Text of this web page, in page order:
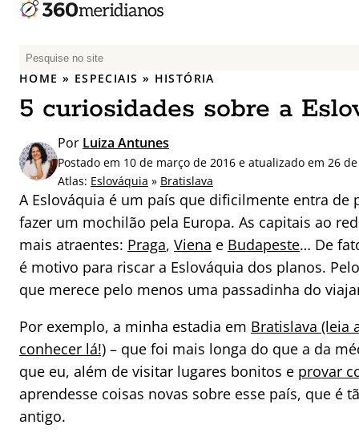
P
e
q
i
s
r
p
o
r
:
HOME » ESPECIAIS » HISTÓRIA
5 curiosidades sobre a
Por Luiza Antunes
Postado em 10 de março de 2016 e atualizado em 26
Atlas: Eslováquia » Bratislava
A Eslováquia é um país que dificilmente entra
fazer um mochilão pela Europa. As capitais ao
mais atraentes: Praga, Viena e Budapeste… De
é motivo para riscar a Eslováquia dos planos.
que merece pelo menos uma passadinha do
Por exemplo, a minha estadia em Bratislava (leia
conhecer lá!) – que foi mais longa do que a da
que eu, além de visitar lugares bonitos e provar
aprendesse coisas novas sobre esse país, que é
antigo.